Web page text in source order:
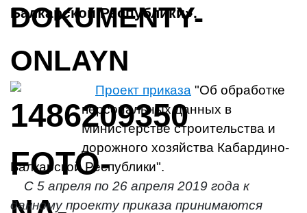
Балкарской Республики».
Проект приказа "Об обработке
персональных данных в
Министерстве строительства и
дорожного хозяйства Кабардино-
Балкарской Республики".
С 5 апреля по 26 апреля 2019 года к
данному проекту приказа принимаются